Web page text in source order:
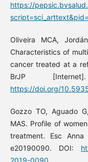
https://
Oliveira MCA,
Characteristics of
cancer treated at a
BrJP
https://doi.org/
Gozzo TO, Aguado
MAS. Profile of
treatment. Esc
e20190090. DOI: